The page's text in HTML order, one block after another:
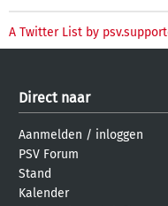
A Twitter List by
Direct naar
Aanmelden / inloggen
PSV Forum
Stand
Kalender